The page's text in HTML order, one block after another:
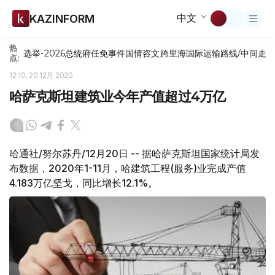
KAZINFORM 中文
热
点: 选举-2026总统府任免事件国情咨文跨里海国际运输路线/中间走廊
12:10, 20 12月 2020
哈萨克斯坦建筑业今年产值超过4万亿
哈通社/努尔苏丹/12月20日 -- 据哈萨克斯坦国家统计局发
布数据，2020年1-11月，哈建筑工程(服务)业完成产值
4.183万亿坚戈，同比增长12.1%。